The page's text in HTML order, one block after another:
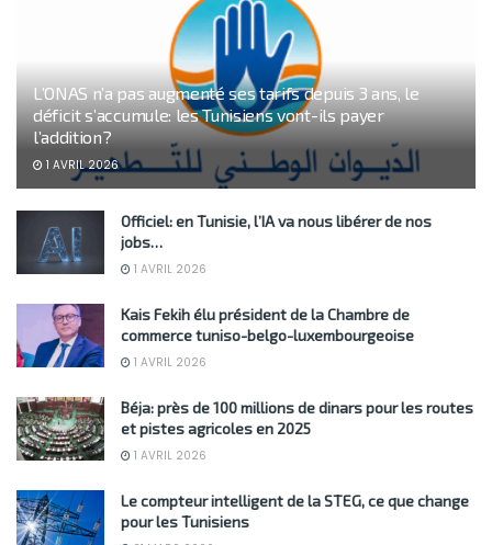
L’ONAS n’a pas augmenté ses tarifs depuis 3 ans, le
déficit s’accumule: les Tunisiens vont-ils payer
l’addition?
1 AVRIL 2026
Officiel: en Tunisie, l’IA va nous libérer de nos
jobs…
1 AVRIL 2026
Kais Fekih élu président de la Chambre de
commerce tuniso-belgo-luxembourgeoise
1 AVRIL 2026
Béja: près de 100 millions de dinars pour les routes
et pistes agricoles en 2025
1 AVRIL 2026
Le compteur intelligent de la STEG, ce que change
pour les Tunisiens